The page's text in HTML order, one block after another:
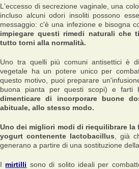
L'eccesso di secrezione vaginale, una
incluso alcuni odori insoliti possono
messaggio: c'è una infezione e bisogna
impiegare questi rimedi naturali che
tutto torni alla normalità.
Uno tra quelli più comuni antisettici è
vegetale ha un potere unico per
questo motivo, puoi preparare
buona pianta per questi scopi) e farti
dimenticare di incorporare buone
abituale, allo stesso modo.
Uno dei migliori modi di riequilibrare la
yogurt contenente lactobacillus , già
generano a partire di una sostituzione
I mirtilli sono di solito ideali per